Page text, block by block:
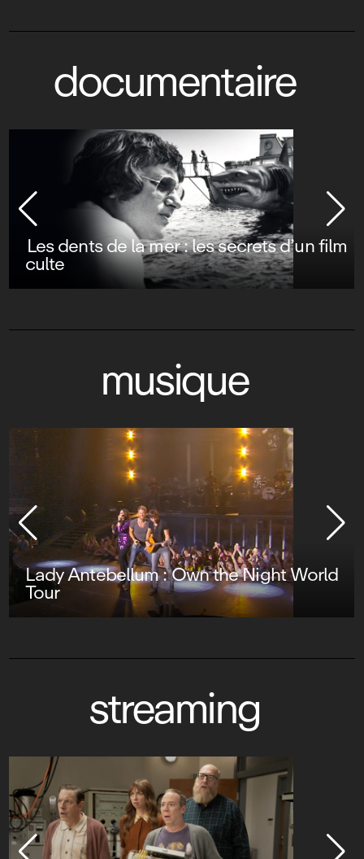
documentaire
Les dents de la mer : les secrets d’un film
culte
musique
Lady Antebellum : Own the Night World
Tour
streaming